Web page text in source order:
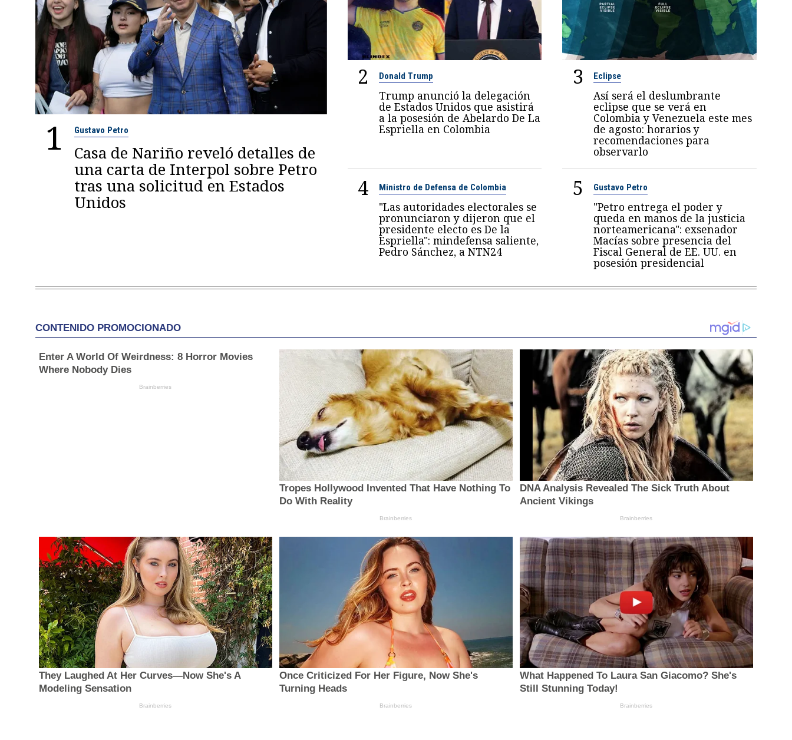
1 Gustavo Petro
Casa de Nariño reveló detalles de
una carta de Interpol sobre Petro
tras una solicitud en Estados
Unidos
2 Donald Trump
Trump anunció la delegación
de Estados Unidos que asistirá
a la posesión de Abelardo De La
Espriella en Colombia
3 Eclipse
Así será el deslumbrante
eclipse que se verá en
Colombia y Venezuela este mes
de agosto: horarios y
recomendaciones para
observarlo
4 Ministro de Defensa de Colombia
"Las autoridades electorales se
pronunciaron y dijeron que el
presidente electo es De la
Espriella": mindefensa saliente,
Pedro Sánchez, a NTN24
5 Gustavo Petro
"Petro entrega el poder y
queda en manos de la justicia
norteamericana": exsenador
Macías sobre presencia del
Fiscal General de EE. UU. en
posesión presidencial